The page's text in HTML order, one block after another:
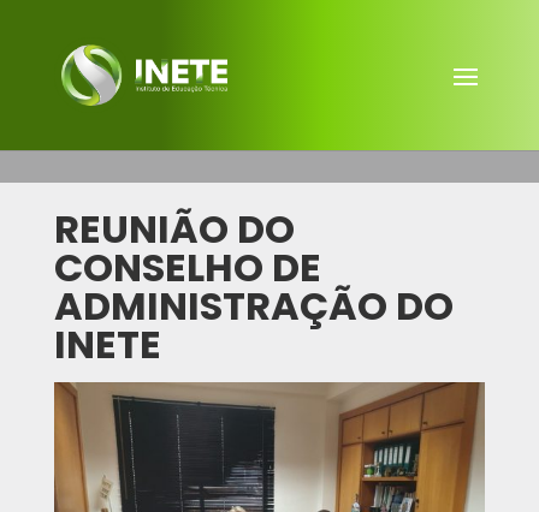
REUNIÃO DO
CONSELHO DE
ADMINISTRAÇÃO DO
INETE